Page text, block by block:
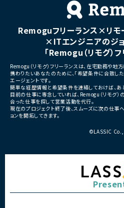
プロジェクト拡大に伴う増員募集
Remoguフリーランス×リモー
×ITエンジニアのジ
「Remogu（リモグ）
Remogu（リモグ）フリーランスは、在宅勤務や
携わりたいあなたのために、「希望条件に合致し
エージェントです。
簡単な経歴情報と希望条件を連絡しておけば、あ
目前の仕事に専念していれば、Remogu（リモグ
合った仕事を探して営業活動を代行。
現在のプロジェクト終了後、スムーズに次の仕事
ョンを開拓してきます。
©LASSIC